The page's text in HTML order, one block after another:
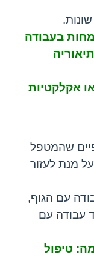
בעבודה
אקלקטיות
שהמטפל
מנת לעזור
עם הגוף,
עבודה עם
טיפול